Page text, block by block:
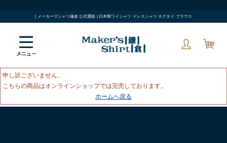
| メーカーズシャツ鎌倉 公式通販 | 日本製ワイシャツ ドレスシャツ ネクタイ ブラウス
申し訳ございません。
こちらの商品はオンラインショップでは完売しております。
ホームへ戻る